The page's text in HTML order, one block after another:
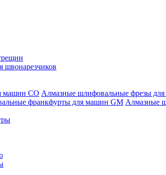
швонарезчиков
Алмазные шлифовальные фрезы
Алмазные